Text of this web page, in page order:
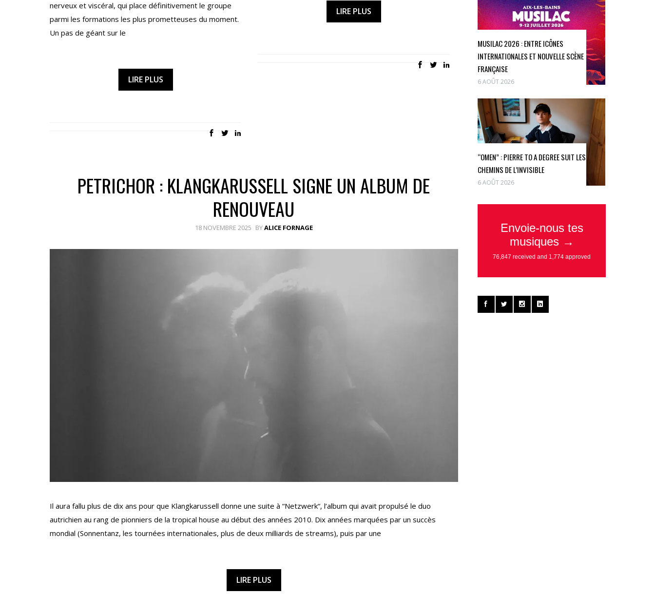
nerveux et viscéral, qui place définitivement le groupe
parmi les formations les plus prometteuses du moment.
Un pas de géant sur le
LIRE PLUS
LIRE PLUS
PETRICHOR : KLANGKARUSSELL SIGNE UN ALBUM DE
RENOUVEAU
18 NOVEMBRE 2025 BYALICE FORNAGE
Il aura fallu plus de dix ans pour que Klangkarussell donne une suite à “Netzwerk“, l’album qui avait propulsé le duo
autrichien au rang de pionniers de la tropical house au début des années 2010. Dix années marquées par un succès
mondial (Sonnentanz, les tournées internationales, plus de deux milliards de streams), puis par une
LIRE PLUS
MUSILAC 2026 : ENTRE ICÔNES
INTERNATIONALES ET NOUVELLE SCÈNE
FRANÇAISE
6 AOÛT 2026
“OMEN” : PIERRE TO A DEGREE SUIT LES
CHEMINS DE L’INVISIBLE
6 AOÛT 2026